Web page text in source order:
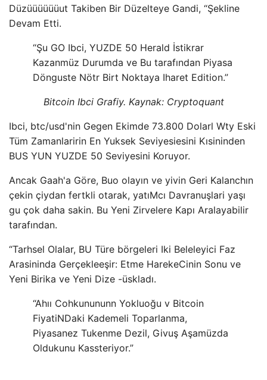
Düzüüüüüüut Takiben Bir Düzelteye Gandi, “Şekline
Devam Etti.
“Şu GO Ibci, YUZDE 50 Herald İstikrar
Kazanmüz Durumda ve Bu tarafından Piyasa
Dönguste Nötr Birt Noktaya Iharet Edition.”
Bitcoin Ibci Grafiy. Kaynak: Cryptoquant
Ibci, btc/usd'nin Gegen Ekimde 73.800 Dolarl Wty Eski
Tüm Zamanlaririn En Yuksek Seviyesiesini Kısininden
BUS YUN YUZDE 50 Seviyesini Koruyor.
Ancak Gaah'a Göre, Buo olayın ve yivin Geri Kalanchın
çekin çiydan fertkli otarak, yatıMcı Davranuşlari yaşı
gu çok daha sakin. Bu Yeni Zirvelere Kapı Aralayabilir
tarafından.
“Tarhsel Olalar, BU Türe börgeleri Iki Beleleyici Faz
Arasininda Gerçekleeşir: Etme HarekeCinin Sonu ve
Yeni Birika ve Yeni Dize -üskladı.
“Ahıı Cohkunununn Yokluoğu v Bitcoin
FiyatiNDaki Kademeli Toparlanma,
Piyasanez Tukenme Dezil, Givuş Aşamüzda
Oldukunu Kassteriyor.”